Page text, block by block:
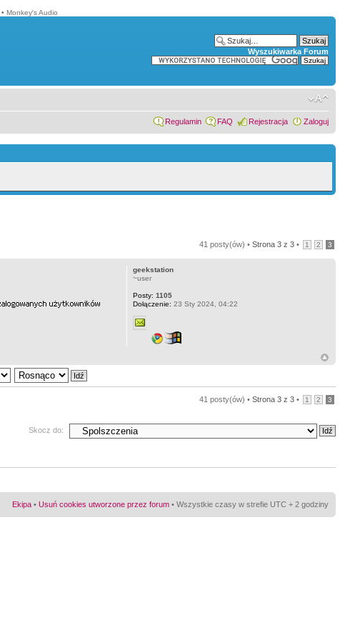
• Monkey′s Audio
Wyszukiwarka Forum
Regulamin FAQ Rejestracja Zaloguj
41 posty(ów) • Strona 3 z 3 • 1 2 3
geekstation
~user
Posty: 1105
Dołączenie: 23 Sty 2024, 04:22
41 posty(ów) • Strona 3 z 3 • 1 2 3
Skocz do:
Ekipa • Usuń cookies utworzone przez forum • Wszystkie czasy w strefie UTC + 2 godziny